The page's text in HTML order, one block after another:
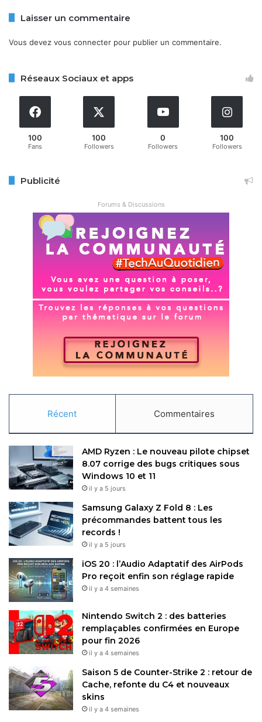
Laisser un commentaire
Vous devez vous connecter pour publier un commentaire.
Réseaux Sociaux et apps
100
Fans
100
Followers
0
Followers
100
Followers
Publicité
Forums & Discussions
Récent Commentaires
AMD Ryzen : Le nouveau pilote chipset
8.07 corrige des bugs critiques sous
Windows 10 et 11
il y a 5 jours
Samsung Galaxy Z Fold 8 : Les
précommandes battent tous les
records !
il y a 5 jours
iOS 20 : l’Audio Adaptatif des AirPods
Pro reçoit enfin son réglage rapide
il y a 4 semaines
Nintendo Switch 2 : des batteries
remplaçables confirmées en Europe
pour fin 2026
il y a 4 semaines
Saison 5 de Counter-Strike 2 : retour de
Cache, refonte du C4 et nouveaux
skins
il y a 4 semaines